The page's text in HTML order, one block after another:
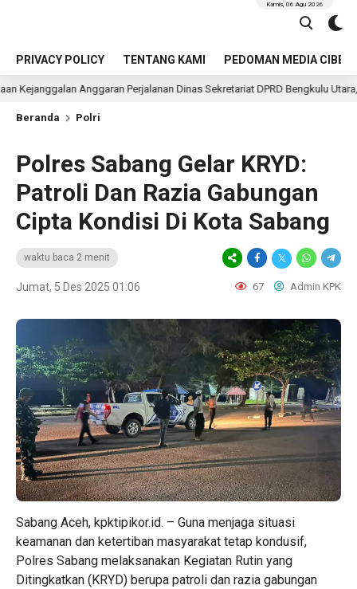
PRIVACY POLICY TENTANG KAMI PEDOMAN MEDIA CIBER
Kamis, 06 Agu 2026
Perjalanan Dinas Sekretariat DPRD Bengkulu Utara, LAKI Minta
Beranda Polri
Polres Sabang Gelar KRYD:
Patroli Dan Razia Gabungan
Cipta Kondisi Di Kota Sabang
waktu baca 2 menit
Jumat, 5 Des 2025 01:06 67 Admin KPK
Sabang Aceh, kpktipikor.id. – Guna menjaga situasi
keamanan dan ketertiban masyarakat tetap kondusif,
Polres Sabang melaksanakan Kegiatan Rutin yang
Ditingkatkan (KRYD) berupa patroli dan razia gabungan